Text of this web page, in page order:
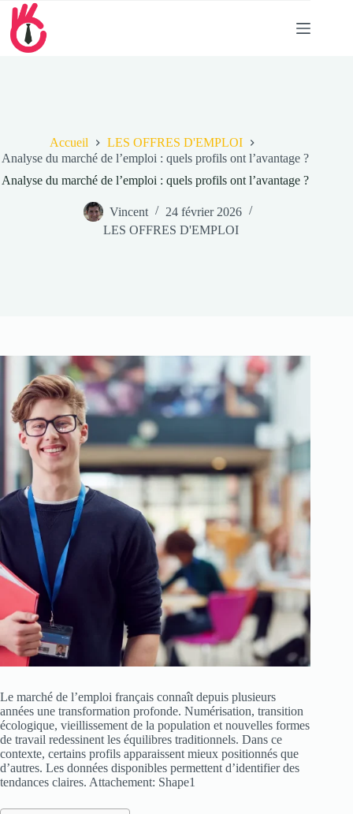
Passer
contenu
Accueil
LES OFFRES D'EMPLOI
Analyse du marché de l’emploi : quels profils ont l’avantage ?
Analyse du marché de l’emploi : quels profils ont l’avantage ?
Vincent
24 février 2026
LES OFFRES D'EMPLOI
Le marché de l’emploi français connaît depuis plusieurs
années une transformation profonde. Numérisation, transition
écologique, vieillissement de la population et nouvelles formes
de travail redessinent les équilibres traditionnels. Dans ce
contexte, certains profils apparaissent mieux positionnés que
d’autres. Les données disponibles permettent d’identifier des
tendances claires. Attachement: Shape1